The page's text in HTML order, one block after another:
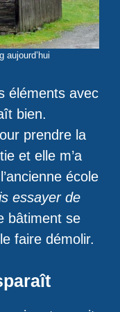
aujourd’hui
éléments avec
bien.
prendre la
et elle m’a
école
essayer de
bâtiment se
faire démolir.